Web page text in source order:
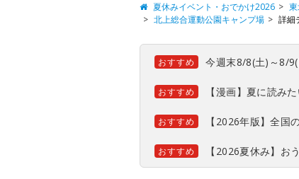
夏休みイベント・おでかけ2026
北上総合運動公園キャンプ場
詳細
おすすめ 今週末8/8(土)～8/
おすすめ 【漫画】夏に読み
おすすめ 【2026年版】全国
おすすめ 【2026夏休み】お